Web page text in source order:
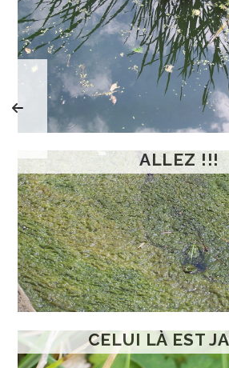
ALLEZ !!!
CELUI LÀ EST